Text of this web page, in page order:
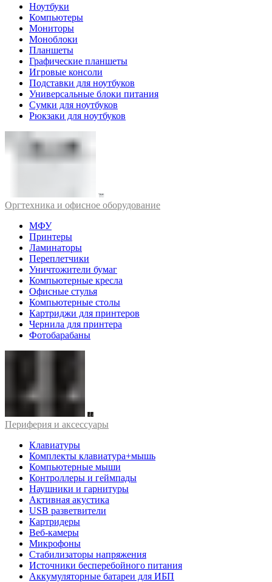
Ноутбуки
Компьютеры
Мониторы
Моноблоки
Планшеты
Графические планшеты
Игровые консоли
Подставки для ноутбуков
Универсальные блоки питания
Сумки для ноутбуков
Рюкзаки для ноутбуков
Оргтехника и офисное оборудование
МФУ
Принтеры
Ламинаторы
Переплетчики
Уничтожители бумаг
Компьютерные кресла
Офисные стулья
Компьютерные столы
Картриджи для принтеров
Чернила для принтера
Фотобарабаны
Периферия и аксессуары
Клавиатуры
Комплекты клавиатура+мышь
Компьютерные мыши
Контроллеры и геймпады
Наушники и гарнитуры
Активная акустика
USB разветвители
Картридеры
Веб-камеры
Микрофоны
Стабилизаторы напряжения
Источники бесперебойного питания
Аккумуляторные батареи для ИБП